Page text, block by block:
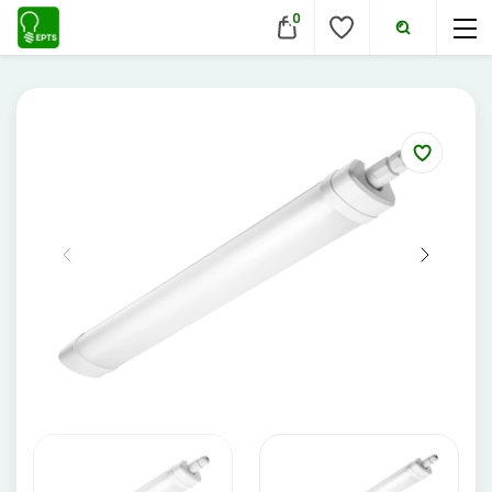
Pakabinami šviestuvai
Sieniniai šviestuvai
Įmontuojami šviestuvai
Pastatomi šviestuvai
Aukštų patalpų šviestuvai
0